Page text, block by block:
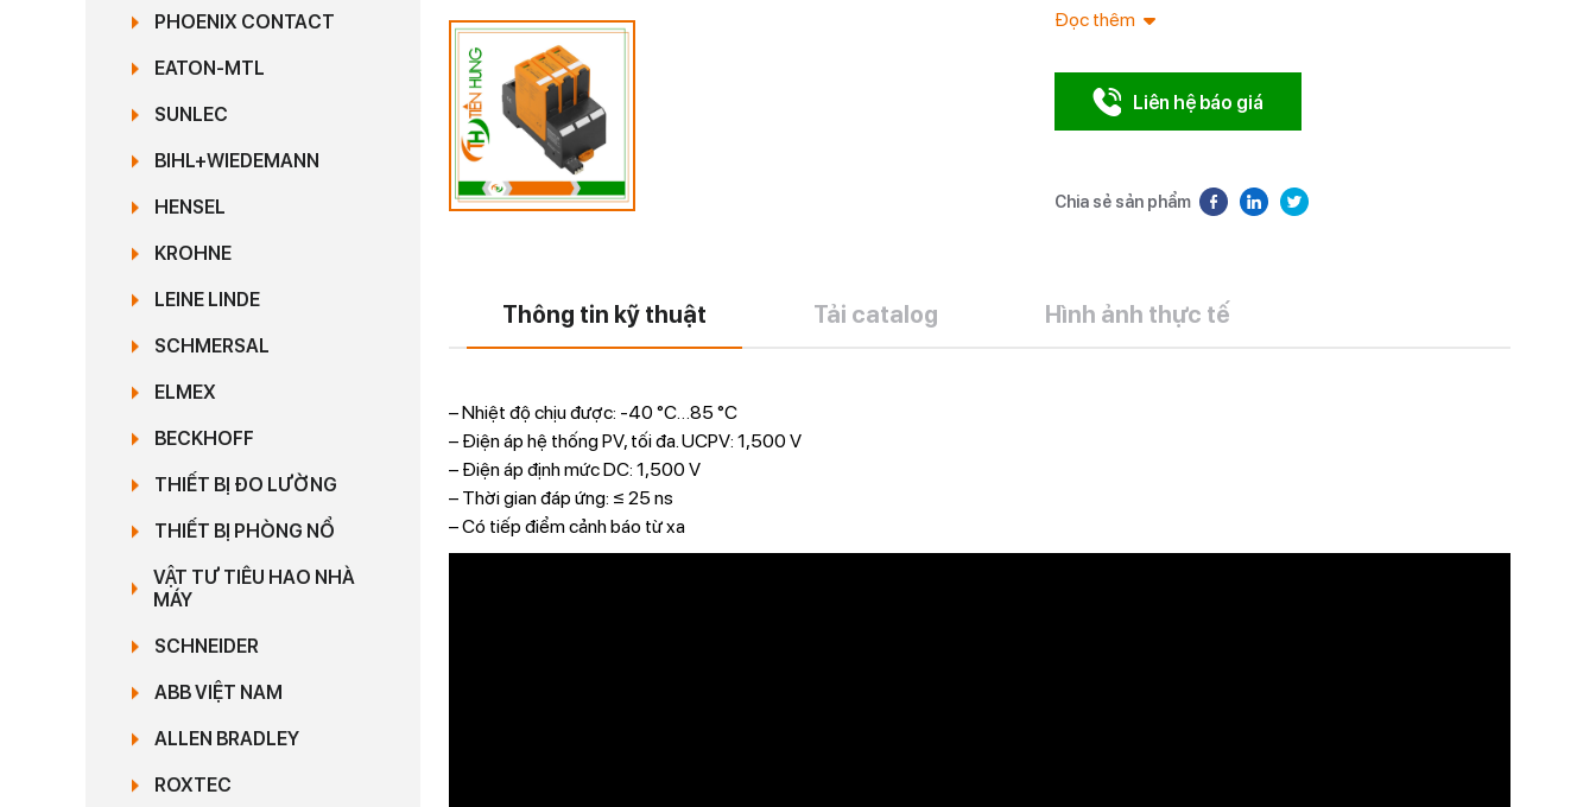
PHOENIX CONTACT
EATON-MTL
SUNLEC
BIHL+WIEDEMANN
HENSEL
KROHNE
LEINE LINDE
SCHMERSAL
ELMEX
BECKHOFF
THIẾT BỊ ĐO LƯỜNG
THIẾT BỊ PHÒNG NỔ
VẬT TƯ TIÊU HAO NHÀ
MÁY
SCHNEIDER
ABB VIỆT NAM
ALLEN BRADLEY
ROXTEC
Đọc thêm
Liên hệ báo giá
Chia sẻ sản phẩm
Thông tin kỹ thuật Tải catalog Hình ảnh thực tế
– Nhiệt độ chịu được: -40 °C…85 °C
– Điện áp hệ thống PV, tối đa. UCPV: 1,500 V
– Điện áp định mức DC: 1,500 V
– Thời gian đáp ứng: ≤ 25 ns
– Có tiếp điểm cảnh báo từ xa